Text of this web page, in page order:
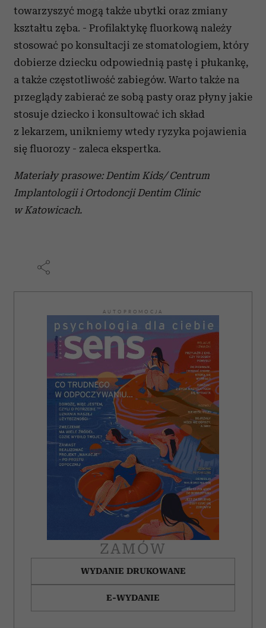
towarzyszyć mogą także ubytki oraz zmiany
kształtu zęba. - Profilaktykę fluorkową należy
stosować po konsultacji ze stomatologiem, który
dobierze dziecku odpowiednią pastę i płukankę,
a także częstotliwość zabiegów. Warto także na
przeglądy zabierać ze sobą pasty oraz płyny jakie
stosuje dziecko i konsultować ich skład
z lekarzem, unikniemy wtedy ryzyka pojawienia
się fluorozy - zaleca ekspertka.
Materiały prasowe: Dentim Kids/ Centrum
Implantologii i Ortodoncji Dentim Clinic
w Katowicach.
AUTOPROMOCJA
ZAMÓW
WYDANIE DRUKOWANE
E-WYDANIE